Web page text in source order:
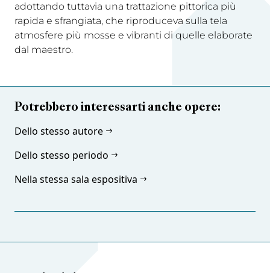
adottando tuttavia una trattazione pittorica più
rapida e sfrangiata, che riproduceva sulla tela
atmosfere più mosse e vibranti di quelle elaborate
dal maestro.
Potrebbero interessarti anche opere:
Dello stesso autore
Dello stesso periodo
Nella stessa sala espositiva